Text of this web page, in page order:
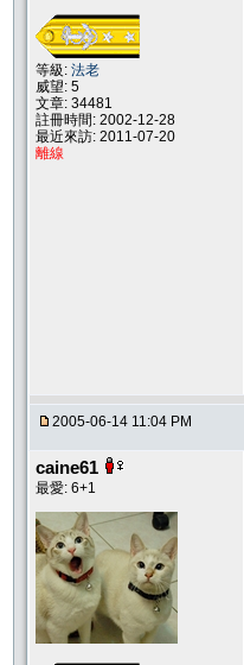
等級: 法老
威望: 5
文章: 34481
註冊時間: 2002-12-28
最近來訪: 2011-07-20
離線
2005-06-14 11:04 PM
caine61
最愛: 6+1